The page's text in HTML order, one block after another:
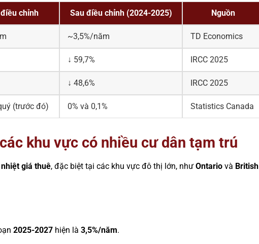
chỉnh Sau điều chỉnh (2024-2025) Nguồn
~3,5%/năm TD Economics
↓ 59,7% IRCC 2025
↓ 48,6% IRCC 2025
(trước đó) 0% và 0,1% Statistics Canada
khu vực có nhiều cư dân tạm trú
giá thuê, đặc biệt tại các khu vực đô thị lớn, như Ontario và British
2025-2027hiện là 3,5%/năm.